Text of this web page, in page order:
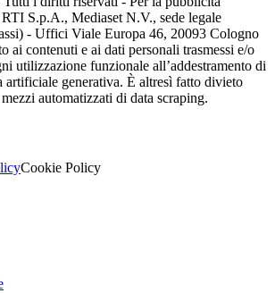
S.p.A., Mediaset N.V., sede legale
- Uffici Viale Europa 46, 20093 Cologno
ai contenuti e ai dati personali trasmessi e/o
utilizzazione funzionale all’addestramento di
artificiale generativa. È altresì fatto divieto
automatizzati di data scraping.
Cookie Policy